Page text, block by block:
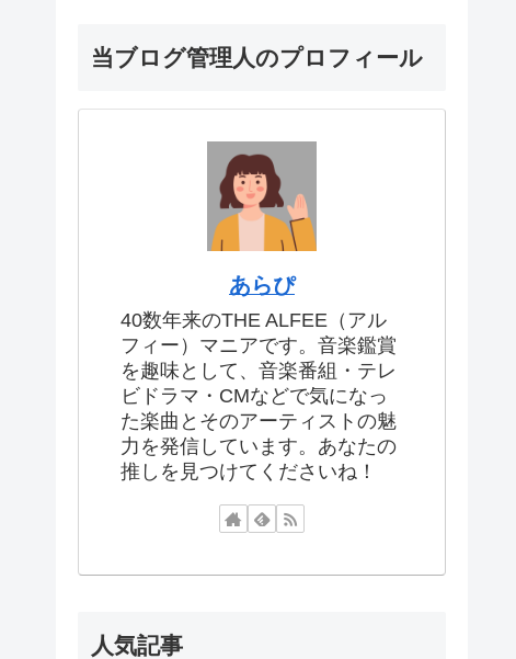
当ブログ管理人のプロフィール
あらぴ
40数年来のTHE ALFEE（アル
フィー）マニアです。音楽鑑賞
を趣味として、音楽番組・テレ
ビドラマ・CMなどで気になっ
た楽曲とそのアーティストの魅
力を発信しています。あなたの
推しを見つけてくださいね！
人気記事